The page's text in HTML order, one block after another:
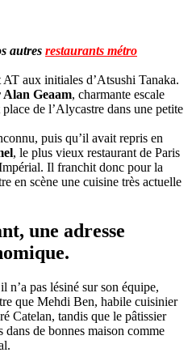
autres restaurants métro
aux initiales d’Atsushi Tanaka.
Geaam, charmante escale
de l’Alycastre dans une petite
puis qu’il avait repris en
, le plus vieux restaurant de Paris
Il franchit donc pour la
en scène une cuisine très actuelle
une adresse
n’a pas lésiné sur son équipe,
que Mehdi Ben, habile cuisinier
Catelan, tandis que le pâtissier
de bonnes maison comme